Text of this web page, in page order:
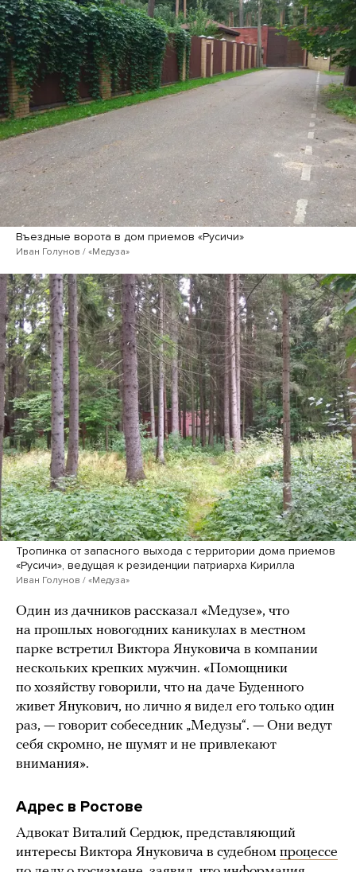
Въездные ворота в дом приемов «Русичи»
Иван Голунов / «Медуза»
Тропинка от запасного выхода с территории дома приемов
«Русичи», ведущая к резиденции патриарха Кирилла
Иван Голунов / «Медуза»
Один из дачников рассказал «Медузе», что
на прошлых новогодних каникулах в местном
парке встретил Виктора Януковича в компании
нескольких крепких мужчин. «Помощники
по хозяйству говорили, что на даче Буденного
живет Янукович, но лично я видел его только один
раз, — говорит собеседник „Медузы“. — Они ведут
себя скромно, не шумят и не привлекают
внимания».
Адрес в Ростове
Адвокат Виталий Сердюк, представляющий
интересы Виктора Януковича в судебном процессе